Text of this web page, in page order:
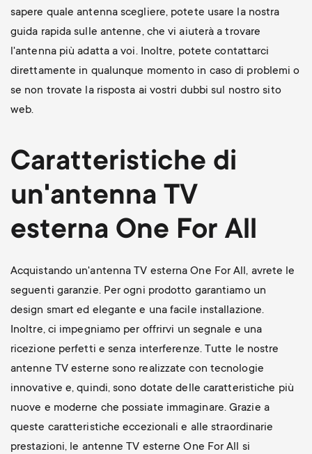
sapere quale antenna scegliere, potete usare la nostra
guida rapida sulle antenne, che vi aiuterà a trovare
l'antenna più adatta a voi. Inoltre, potete contattarci
direttamente in qualunque momento in caso di problemi o
se non trovate la risposta ai vostri dubbi sul nostro sito
web.
Caratteristiche di
un'antenna TV
esterna One For All
Acquistando un'antenna TV esterna One For All, avrete le
seguenti garanzie. Per ogni prodotto garantiamo un
design smart ed elegante e una facile installazione.
Inoltre, ci impegniamo per offrirvi un segnale e una
ricezione perfetti e senza interferenze. Tutte le nostre
antenne TV esterne sono realizzate con tecnologie
innovative e, quindi, sono dotate delle caratteristiche più
nuove e moderne che possiate immaginare. Grazie a
queste caratteristiche eccezionali e alle straordinarie
prestazioni, le antenne TV esterne One For All si